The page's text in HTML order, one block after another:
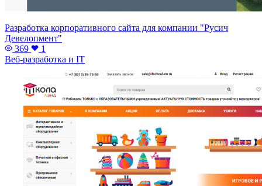
Разработка корпоративного сайта для компании "Русич
Девелопмент"
369
1
Веб-разработка и IT